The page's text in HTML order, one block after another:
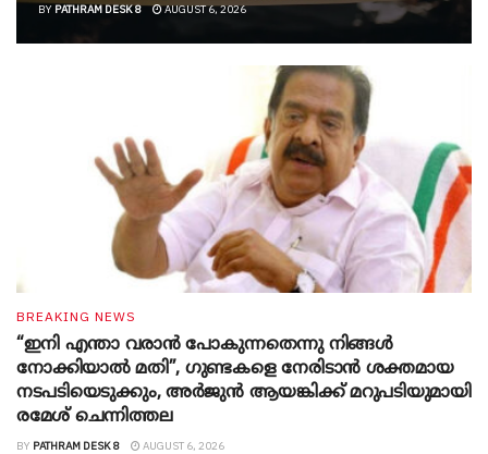
BY PATHRAM DESK 8 AUGUST 6, 2026
BREAKING NEWS
“ഇനി എന്താ വരാന്‍ പോകുന്നതെന്നു നിങ്ങള്‍
നോക്കിയാല്‍ മതി”, ഗുണ്ടകളെ നേരിടാന്‍ ശക്തമായ
നടപടിയെടുക്കും, അര്‍ജുന്‍ ആയങ്കിക്ക് മറുപടിയുമായി
രമേശ് ചെന്നിത്തല
BY PATHRAM DESK 8 AUGUST 6, 2026